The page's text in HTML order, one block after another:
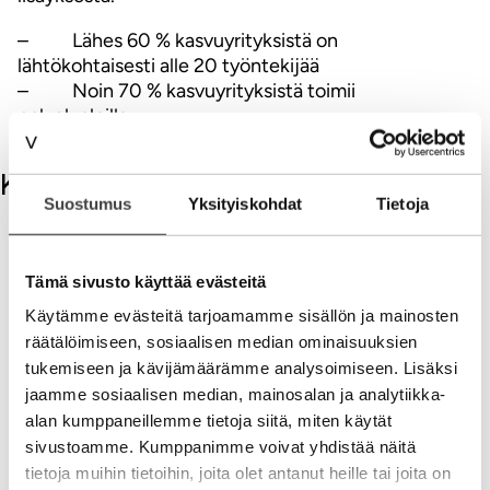
Suostumus Yksityiskohdat Tietoja
Tämä sivusto käyttää evästeitä
Käytämme evästeitä tarjoamamme sisällön ja mainosten
räätälöimiseen, sosiaalisen median ominaisuuksien
tukemiseen ja kävijämäärämme analysoimiseen. Lisäksi
jaamme sosiaalisen median, mainosalan ja analytiikka-
alan kumppaneillemme tietoja siitä, miten käytät
sivustoamme. Kumppanimme voivat yhdistää näitä
tietoja muihin tietoihin, joita olet antanut heille tai joita on
– Lähes 60 % kasvuyrityksistä on
lähtökohtaisesti alle 20 työntekijää
– Noin 70 % kasvuyrityksistä toimii
palvelualoilla.
Kommentit
Kirjoita kommentti
Nimi